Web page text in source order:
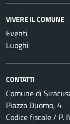
VIVERE IL COMUNE
Eventi
Luoghi
CONTATTI
Comune di
Piazza Duomo, 4
Codice fiscale /